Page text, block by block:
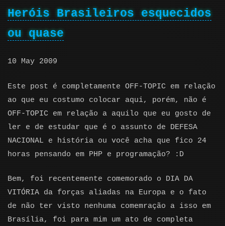
Heróis Brasileiros esquecidos
ou quase
10 May 2009
Este post é completamente OFF-TOPIC em relação
ao que eu costumo colocar aqui, porém, não é
OFF-TOPIC em relação a aquilo que eu gosto de
ler e de estudar que é o assunto de DEFESA
NACIONAL e história ou você acha que fico 24
horas pensando em PHP e programação? :D
Bem, foi recentemente comemorado o DIA DA
VITÓRIA da forças aliadas na Europa e o fato
de não ter visto nenhuma comemração a isso em
Brasília, foi para mim um ato de completa